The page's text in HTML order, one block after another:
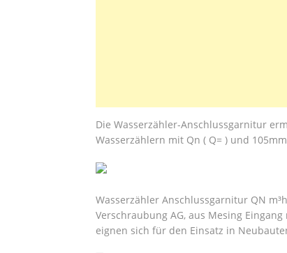
Die Wasserzähler-Anschlussgarnitur
Wasserzählern mit Qn ( Q= ) und
Wasserzähler Anschlussgarnitur QN
Verschraubung AG, aus Mesing
eignen sich für den Einsatz in